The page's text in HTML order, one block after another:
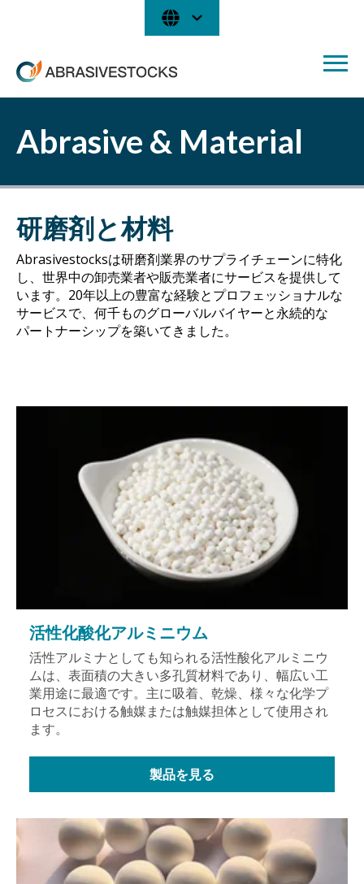
Abrasive & Material
研磨剤と材料
Abrasivestocksは研磨剤業界のサプライチェーンに特化
し、世界中の卸売業者や販売業者にサービスを提供して
います。20年以上の豊富な経験とプロフェッショナルな
サービスで、何千ものグローバルバイヤーと永続的な
パートナーシップを築いてきました。
活性化酸化アルミニウム
活性アルミナとしても知られる活性酸化アルミニウ
ムは、表面積の大きい多孔質材料であり、幅広い工
業用途に最適です。主に吸着、乾燥、様々な化学プ
ロセスにおける触媒または触媒担体として使用され
ます。
製品を見る